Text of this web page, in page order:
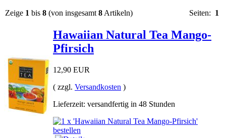
Zeige 1 bis 8 (von insgesamt 8 Artikeln) Seiten: 1
Hawaiian Natural Tea Mango-
Pfirsich
12,90 EUR
( zzgl. Versandkosten )
Lieferzeit: versandfertig in 48 Stunden